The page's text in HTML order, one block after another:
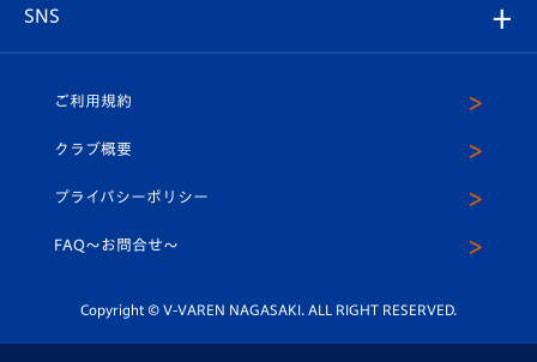
ホームタウン
平和祈念活動
ホームタウン活動
U-18
スクール
SNS
ヴィヴィくんインスタグラム
公式LINE＠
ご利用規約
クラブ概要
プライバシーポリシー
FAQ〜お問合せ〜
Copyright © V-VAREN NAGASAKI. ALL RIGHT RESERVED.